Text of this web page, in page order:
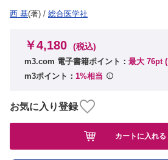
西 基(著) / 総合医学社
￥4,180 (税込)
m3.com 電子書籍ポイント： 最大 76pt (
m3ポイント： 1%相当
お気に入り登録
カートに入れる